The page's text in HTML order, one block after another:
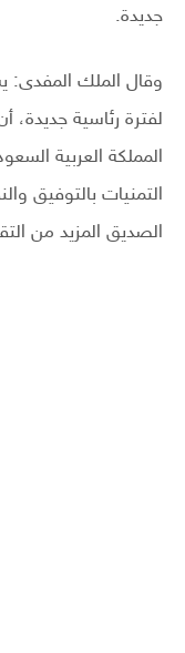
جديدة.
وقال الملك المفدى:
لفترة رئاسية
المملكة العربية
التمنيات بالتوفيق
الصديق المزيد من